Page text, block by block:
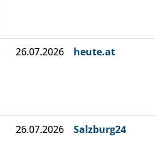
26.07.2026 heute.at
26.07.2026 Salzburg24